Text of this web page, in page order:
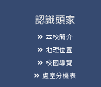
認識頭家
本校簡介
地理位置
校園導覽
處室分機表